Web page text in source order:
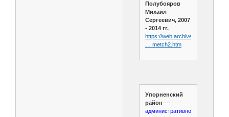
Полубояров
Михаил
Сергеевич, 2007
- 2014 гг.
https://web.archive.org/web/
… metch2.htm
Упорненский
район —
административно-